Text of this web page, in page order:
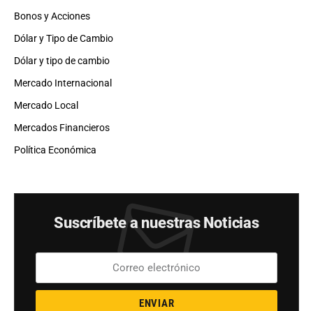
Bonos y Acciones
Dólar y Tipo de Cambio
Dólar y tipo de cambio
Mercado Internacional
Mercado Local
Mercados Financieros
Política Económica
Suscríbete a nuestras Noticias
ENVIAR